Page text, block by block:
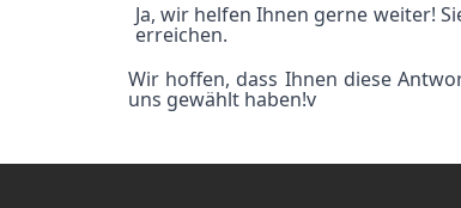
Ja, wir helfen Ihnen gerne weiter!
erreichen.
Wir hoffen, dass Ihnen diese
uns gewählt haben!v